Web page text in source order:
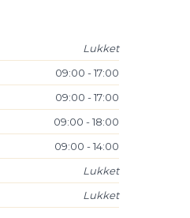
Lukket
09:00 - 17:00​​
09:00 - 17:00​​
09:00 - 18:00​​
09:00 - 14:00​​
Lukket
Lukket